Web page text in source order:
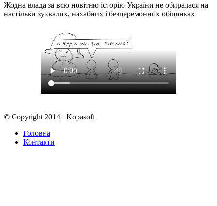
Жодна влада за всю новітню історію України не обиралася на
настільки зухвалих, нахабних і безцеремонних обіцянках
© Copyright 2014 - Kopasoft
Головна
Контакти